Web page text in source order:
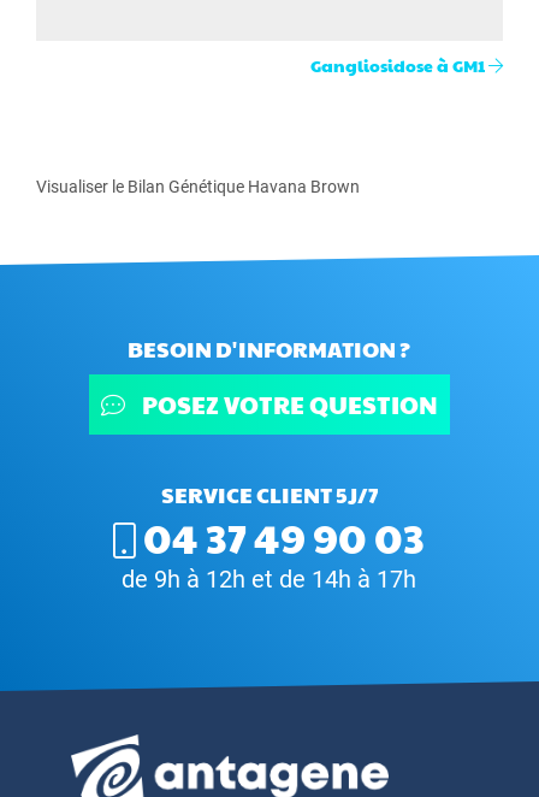
Gangliosidose à GM1
Visualiser le Bilan Génétique Havana Brown
BESOIN D'INFORMATION ?
POSEZ VOTRE QUESTION
SERVICE CLIENT 5J/7
04 37 49 90 03
de 9h à 12h et de 14h à 17h